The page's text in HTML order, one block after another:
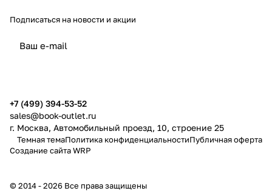
Подписаться на новости и акции
+7 (499) 394-53-52
sales@book-outlet.ru
г. Москва, Автомобильный проезд, 10, строение 25
Темная темаПолитика конфиденциальностиПубличная оферта
Создание сайтаWRP
© 2014 - 2026 Все права защищены